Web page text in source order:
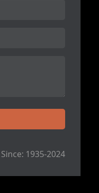
Since: 1935-2024